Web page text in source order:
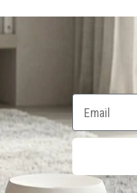
Email